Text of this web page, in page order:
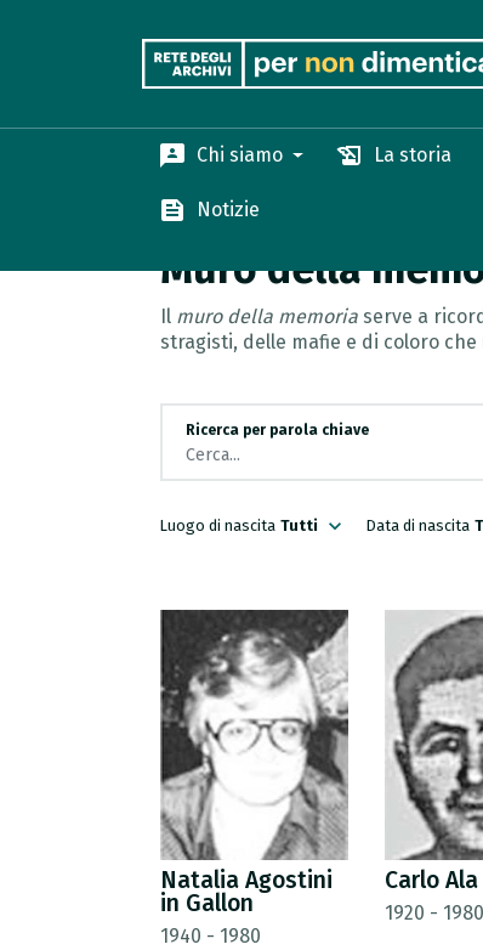
3p Chi siamo history_edu La storia
feed Notizie
Muro della memoria
Muro della
Il muro della memoria serve a
stragisti, delle mafie e di coloro
Ricerca per parola chiave
Luogo di nascita Tutti expand_more Data di nascita
Natalia Agostini
in Gallon
1940 - 1980
Carlo Ala
1920 - 1980